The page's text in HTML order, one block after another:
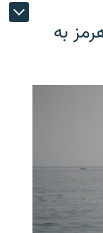
به